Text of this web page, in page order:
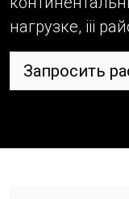
нагрузке, iii
Запросить